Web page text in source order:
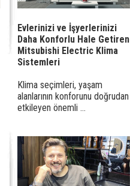
Evlerinizi ve İşyerlerinizi
Daha Konforlu Hale Getiren
Mitsubishi Electric Klima
Sistemleri
Klima seçimleri, yaşam
alanlarının konforunu doğrudan
etkileyen önemli ...